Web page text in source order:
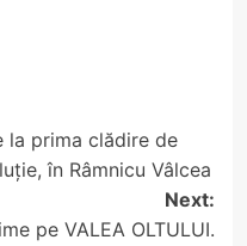
la prima clădire de
în Râmnicu Vâlcea
Next:
pe VALEA OLTULUI.